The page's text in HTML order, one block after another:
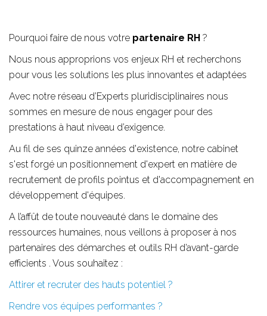
Pourquoi faire de nous votre partenaire RH ?
Nous nous approprions vos enjeux RH et recherchons
pour vous les solutions les plus innovantes et adaptées
Avec notre réseau d’Experts pluridisciplinaires nous
sommes en mesure de nous engager pour des
prestations à haut niveau d’exigence.
Au fil de ses quinze années d'existence, notre cabinet
s'est forgé un positionnement d'expert en matière de
recrutement de profils pointus et d'accompagnement en
développement d'équipes.
A l’affût de toute nouveauté dans le domaine des
ressources humaines, nous veillons à proposer à nos
partenaires des démarches et outils RH d’avant-garde
efficients . Vous souhaitez :
Attirer et recruter des hauts potentiel ?
Rendre vos équipes performantes ?